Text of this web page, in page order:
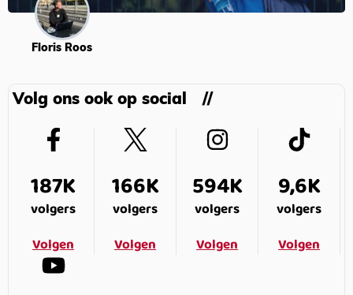
Floris Roos
Volg ons ook op social
187K
volgers
Volgen
166K
volgers
Volgen
594K
volgers
Volgen
9,6K
volgers
Volgen